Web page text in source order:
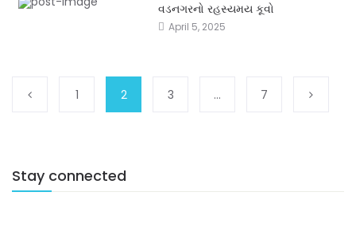
વડનગરનો રહસ્યમય કૂવો
April 5, 2025
1 2 3 … 7
Stay connected